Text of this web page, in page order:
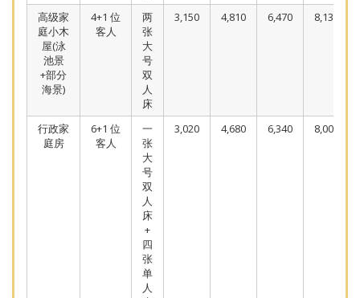
高级家
庭小木
屋(泳
池景
+部分
海景)
4+1 位
客人
两
张
大
号
双
人
床
3,150 4,810 6,470 8,130
行政家
庭房
6+1 位
客人
一
张
大
号
双
人
床
+
四
张
单
人
3,020 4,680 6,340 8,000